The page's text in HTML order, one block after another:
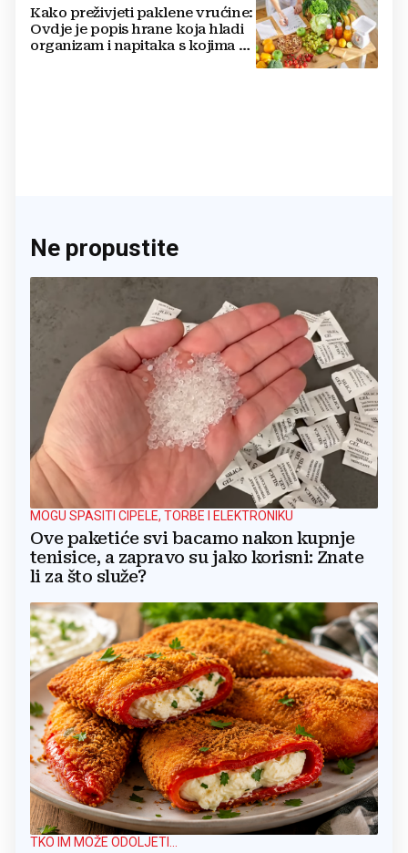
Kako preživjeti paklene vrućine:
Ovdje je popis hrane koja hladi
organizam i napitaka s kojima si
Ne propustite
MOGU SPASITI CIPELE, TORBE I ELEKTRONIKU
Ove paketiće svi bacamo nakon kupnje
tenisice, a zapravo su jako korisni: Znate
li za što služe?
TKO IM MOŽE ODOLJETI...